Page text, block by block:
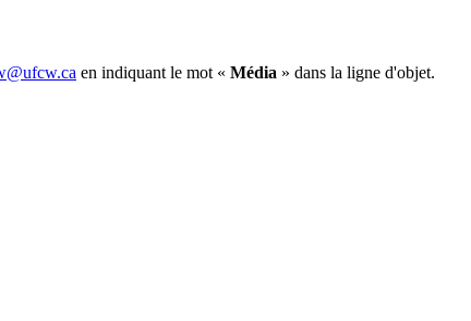
en indiquant le mot « Média » dans la ligne d'objet.